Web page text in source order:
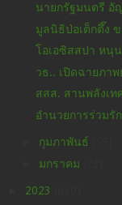
นายกรัฐมนตรี อั
มูลนิธิป่อเต็กตึ๊ง
โอเอซิสสปา หนุน
วธ.. เปิดฉายภา
สสส. สานพลังเท
อำนวยการร่วมรั
กุมภาพันธ์
มกราคม
2023